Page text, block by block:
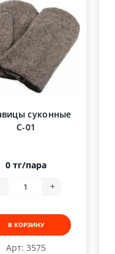
Арт: 3575
суконные
С-01
0 тг/пара
+
В КОРЗИНУ